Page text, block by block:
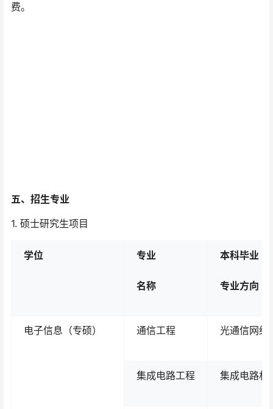
费。
五、招生专业
1. 硕士研究生项目
学位 专业
名称
本科毕业
专业方向
电子信息（专硕） 通信工程 光通信网络
集成电路工程 集成电路材